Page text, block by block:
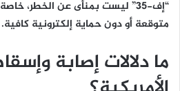
“إف-35” ليست بمنأى عن الخطر،
متوقعة أو دون حماية إلكترونية كافية.
ما دلالات إصابة